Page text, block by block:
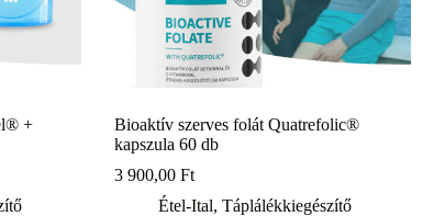
+
Bioaktív szerves folát Quatrefolic®
kapszula 60 db
3 900,00 Ft
Étel-Ital, Táplálékkiegészítő